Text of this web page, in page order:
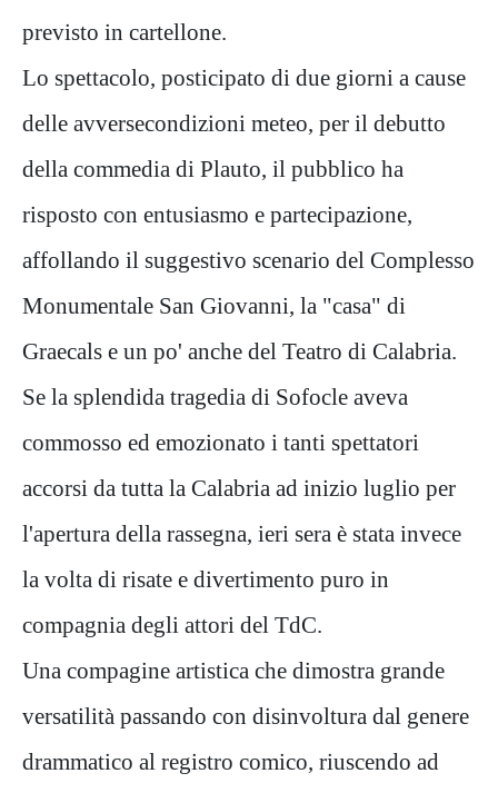
previsto in cartellone.
Lo spettacolo, posticipato di due giorni a cause
delle avversecondizioni meteo, per il debutto
della commedia di Plauto, il pubblico ha
risposto con entusiasmo e partecipazione,
affollando il suggestivo scenario del Complesso
Monumentale San Giovanni, la "casa" di
Graecals e un po' anche del Teatro di Calabria.
Se la splendida tragedia di Sofocle aveva
commosso ed emozionato i tanti spettatori
accorsi da tutta la Calabria ad inizio luglio per
l'apertura della rassegna, ieri sera è stata invece
la volta di risate e divertimento puro in
compagnia degli attori del TdC.
Una compagine artistica che dimostra grande
versatilità passando con disinvoltura dal genere
drammatico al registro comico, riuscendo ad